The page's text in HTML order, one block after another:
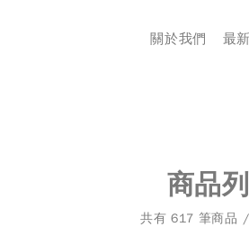
關於我們 最
商品
共有 617 筆商品